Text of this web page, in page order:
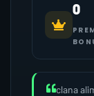
0
clana